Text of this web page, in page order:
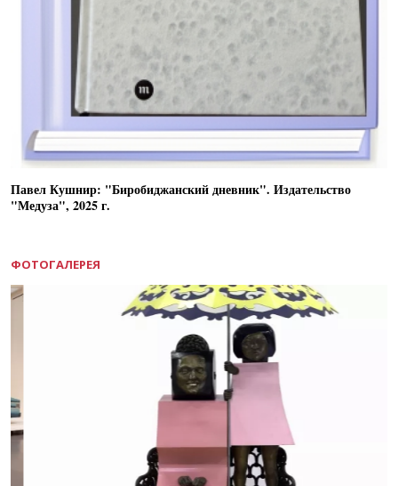
Павел Кушнир: "Биробиджанский дневник". Издательство
"Медуза", 2025 г.
ФОТОГАЛЕРЕЯ